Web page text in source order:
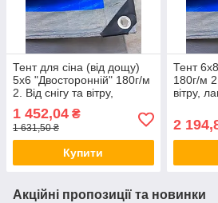
Тент для сіна (від дощу)
5x6 "Двосторонній" 180г/м
2. Від снігу та вітру,
ламінована з кільцями.
Полог.
1 452,04 ₴
1 631,50 ₴
Купити
Тент
180г/м
вітру,
2
Акційні пропозиції та новинки